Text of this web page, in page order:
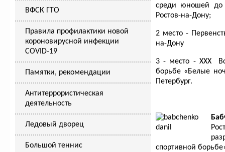
ВФСК ГТО
Правила профилактики новой
короновирусной инфекции
COVID-19
Памятки, рекомендации
Антитеррористическая
деятельность
Ледовый дворец
Большой теннис
среди юношей до
Ростов-на-Дону;
2 место -
на-Дону
3 - место - ХХХ
борьбе «Белые
Петербург.
спортивной